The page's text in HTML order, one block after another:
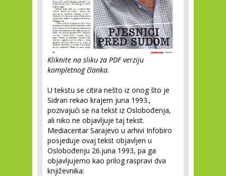
Kliknite na sliku za PDF verziju
kompletnog članka.
U tekstu se citira nešto iz onog što je
Sidran rekao krajem juna 1993.,
pozivajući se na tekst iz Oslobođenja,
ali niko ne objavljuje taj tekst.
Mediacentar Sarajevo u arhivi Infobiro
posjeduje ovaj tekst objavljen u
Oslobođenju 26.juna 1993, pa ga
objavljujemo kao prilog raspravi dva
književnika: